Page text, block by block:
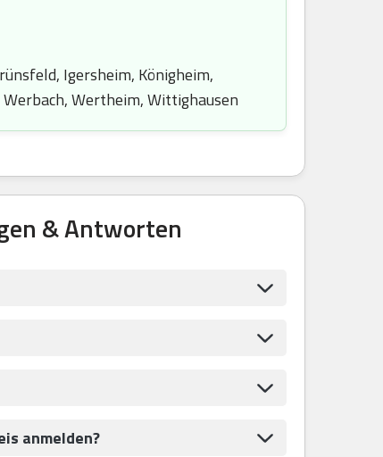
Igersheim, Königheim,
Wertheim, Wittighausen
& Antworten
anmelden?